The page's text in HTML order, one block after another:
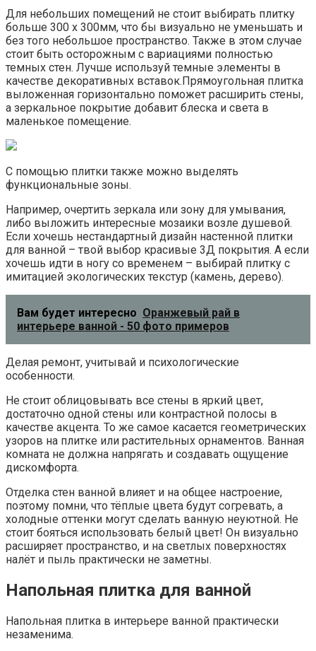
Для небольших помещений не стоит выбирать плитку
больше 300 х 300мм, что бы визуально не уменьшать и
без того небольшое пространство. Также в этом случае
стоит быть осторожным с вариациями полностью
темных стен. Лучше используй темные элементы в
качестве декоративных вставок.Прямоугольная плитка
выложенная горизонтально поможет расширить стены,
а зеркальное покрытие добавит блеска и света в
маленькое помещение.
С помощью плитки также можно выделять
функциональные зоны.
Например, очертить зеркала или зону для умывания,
либо выложить интересные мозаики возле душевой.
Если хочешь нестандартный дизайн настенной плитки
для ванной – твой выбор красивые 3Д покрытия. А если
хочешь идти в ногу со временем – выбирай плитку с
имитацией экологических текстур (камень, дерево).
Вам будет интересно Оранжевый рай в
интерьере ванной - 50 фото примеров
Делая ремонт, учитывай и психологические
особенности.
Не стоит облицовывать все стены в яркий цвет,
достаточно одной стены или контрастной полосы в
качестве акцента. То же самое касается геометрических
узоров на плитке или растительных орнаментов. Ванная
комната не должна напрягать и создавать ощущение
дискомфорта.
Отделка стен ванной влияет и на общее настроение,
поэтому помни, что тёплые цвета будут согревать, а
холодные оттенки могут сделать ванную неуютной. Не
стоит бояться использовать белый цвет! Он визуально
расширяет пространство, и на светлых поверхностях
налёт и пыль практически не заметны.
Напольная плитка для ванной
Напольная плитка в интерьере ванной практически
незаменима.